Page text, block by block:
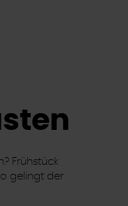
Frühstück
gelingt der